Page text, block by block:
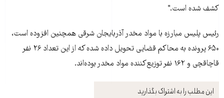
این مطلب را به اشتراک بگذارید
کشف شده است."
رئيس پليس مبارزه با مواد مخدر آذربايجان شرقی همچنين افزوده است،
۶۵۰ پرونده به محاکم قضايی تحويل داده شده که از اين تعداد ۲۶ نفر
قاچاقچی و ۱۶۲ نفر توزيع‌کننده مواد مخدر بوده‌اند.